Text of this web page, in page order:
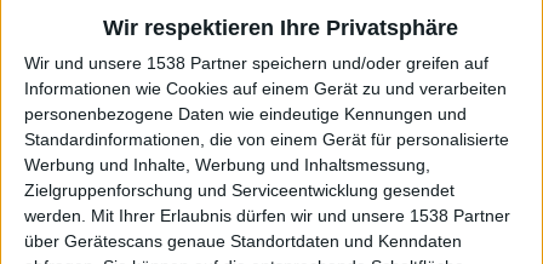
Wir respektieren Ihre Privatsphäre
Wir und unsere 1538 Partner speichern und/oder greifen auf
Informationen wie Cookies auf einem Gerät zu und verarbeiten
personenbezogene Daten wie eindeutige Kennungen und
Standardinformationen, die von einem Gerät für personalisierte
Werbung und Inhalte, Werbung und Inhaltsmessung,
Zielgruppenforschung und Serviceentwicklung gesendet
werden. Mit Ihrer Erlaubnis dürfen wir und unsere 1538 Partner
über Gerätescans genaue Standortdaten und Kenndaten
Am entscheidendsten ist natürlich, dass GHOST BATH mit
abgeliefert haben. Die Platte gibt dem Genre zwar
überhaupt keine Impulse, kocht aber bekannte Zutaten zu
einem recht bekömmlichen Süppchen, das ohne viel
unangenehmes Aufstoßen geschluckt werden kann. Wäre
da nicht die nervig pubertäre Attitüde, die sich gewiss
viele Bands der Richtung teilen – GHOST BATH erinnern
mit ihrem Habitus im Gegensatz zu den meisten jedoch an